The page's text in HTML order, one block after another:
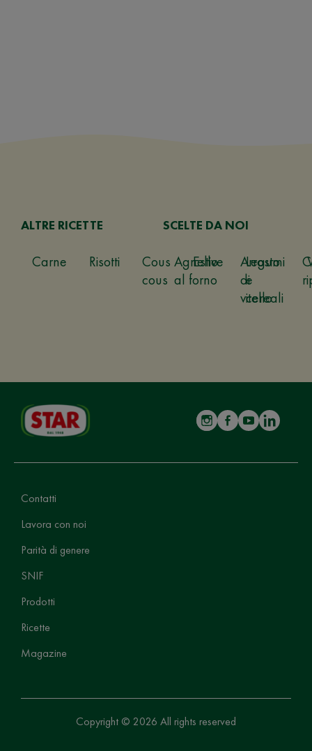
ALTRE RICETTE
Carne Risotti
Cous
cous
Estive
Legumi
e
cereali
SCELTE DA NOI
Agnello
al forno
Arrosto
di
vitello
Contatti
Lavora con noi
Parità di genere
SNIF
Prodotti
Ricette
Magazine
Copyright © 2026 All rights reserved